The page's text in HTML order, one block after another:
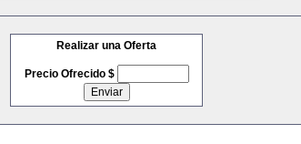
Realizar una Oferta
Precio Ofrecido $